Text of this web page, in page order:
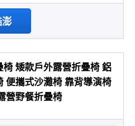
澎
椅 矮款戶外露營折疊椅 鋁
便攜式沙灘椅 靠背導演椅
營野餐折疊椅